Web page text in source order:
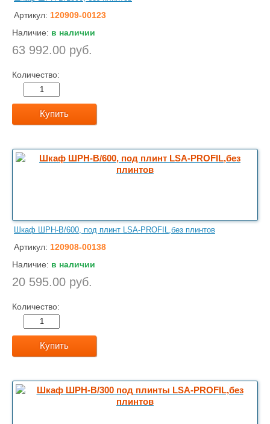
Артикул: 120909-00123
Наличие: в наличии
63 992.00 руб.
Количество:
Купить
Шкаф ШРН-В/600, под плинт LSA-PROFIL,без плинтов
Артикул: 120908-00138
Наличие: в наличии
20 595.00 руб.
Количество:
Купить